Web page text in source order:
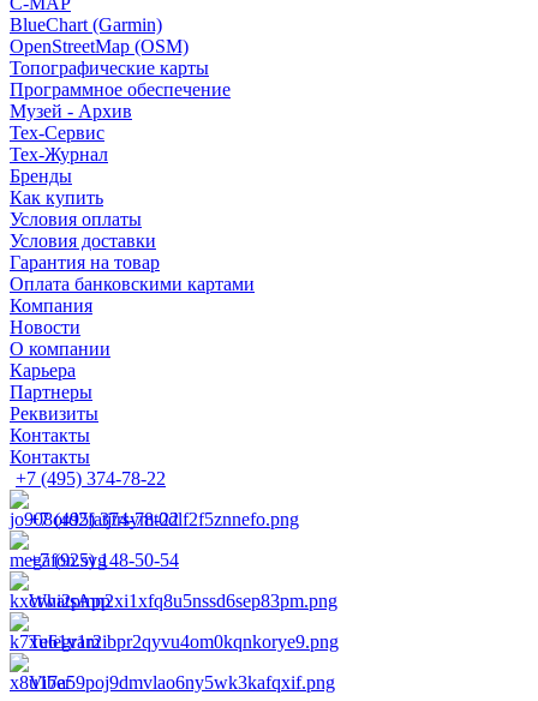
BlueChart (Garmin)
OpenStreetMap (OSM)
Топографические карты
Программное обеспечение
Музей - Архив
Tex-Сервис
Тех-Журнал
Бренды
Как купить
Условия оплаты
Условия доставки
Гарантия на товар
Оплата банковскими картами
Компания
Новости
О компании
Карьера
Партнеры
Реквизиты
Контакты
Контакты
+7 (495) 374-78-22
+7 (495) 374-78-22
+7 (925) 148-50-54
WhatsApp
Telegram
Viber